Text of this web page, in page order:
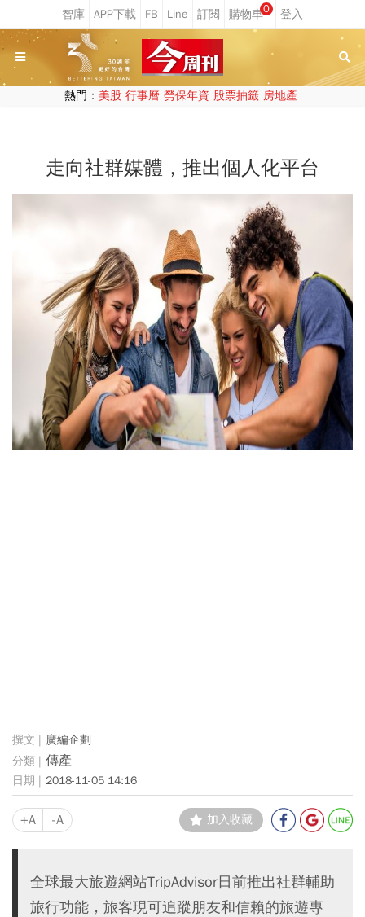
0
熱門： 美股 行事曆 勞保年資 股票抽籤 房地產
走向社群媒體，推出個人化平台
廣編企劃
傳產
2018-11-05 14:16
+A -A 加入收藏
全球最大旅遊網站TripAdvisor日前推出社群輔助
旅行功能，旅客現可追蹤朋友和信賴的旅遊專